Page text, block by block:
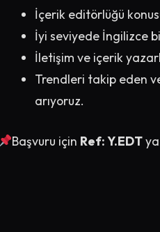
İçerik editörlüğü
İyi seviyede İngilizce
İletişim ve içerik
Trendleri takip eden
arıyoruz.
Başvuru için Ref: Y.EDT